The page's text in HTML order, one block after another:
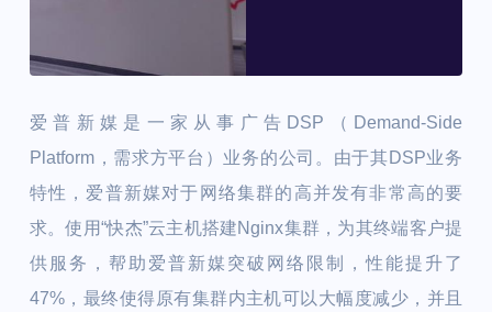
爱普新媒是一家从事广告DSP（Demand-Side
Platform，需求方平台）业务的公司。由于其DSP业务
特性，爱普新媒对于网络集群的高并发有非常高的要
求。使用“快杰”云主机搭建Nginx集群，为其终端客户提
供服务，帮助爱普新媒突破网络限制，性能提升了
47%，最终使得原有集群内主机可以大幅度减少，并且